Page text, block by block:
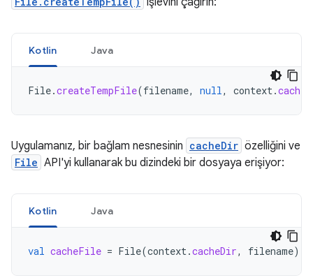
Kotlin Java
File.createTempFile(filename, null, context.
Uygulamanız, bir bağlam nesnesinin cacheDir özelliğini ve
File API'yi kullanarak bu dizindeki bir dosyaya erişiyor:
Kotlin Java
val cacheFile = File(context.cacheDir, filename)